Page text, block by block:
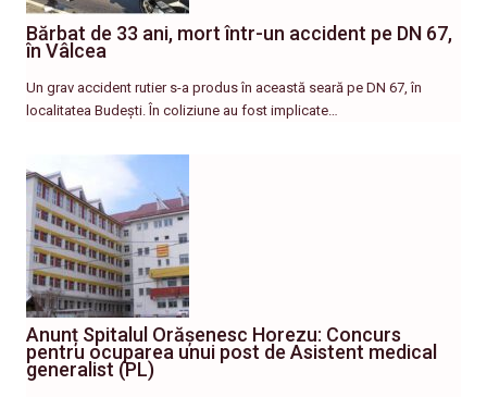
Bărbat de 33 ani, mort într-un accident pe DN 67,
în Vâlcea
Un grav accident rutier s-a produs în această seară pe DN 67, în
localitatea Budești. În coliziune au fost implicate…
Anunț Spitalul Orășenesc Horezu: Concurs
pentru ocuparea unui post de Asistent medical
generalist (PL)